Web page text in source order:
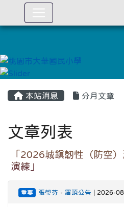
本站消息 分月文章
文章列表
「2026城鎮韌性（防空
演練」
重要 張瑩芬 - 置頂公告 | 2026-